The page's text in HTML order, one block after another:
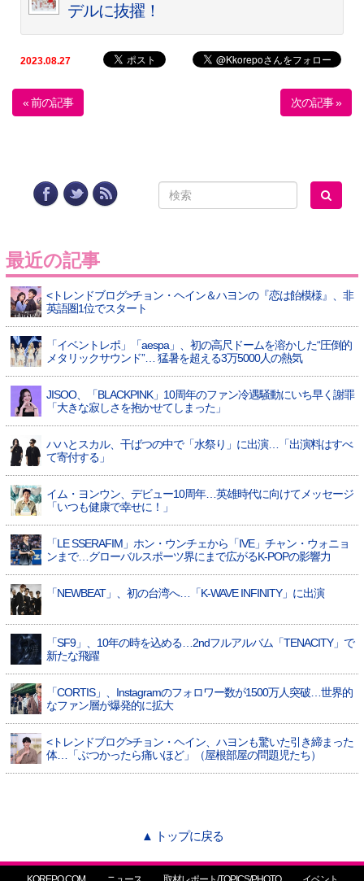
デルに抜擢！
2023.08.27
« 前の記事 次の記事 »
最近の記事
<トレンドブログ>チョン・ヘイン＆ハヨンの『恋は飴模様』、非
英語圏1位でスタート
「イベントレポ」「aespa」、初の高尺ドームを溶かした“圧倒的
メタリックサウンド”… 猛暑を超える3万5000人の熱気
JISOO、「BLACKPINK」10周年のファン冷遇騒動にいち早く謝罪
「大きな寂しさを抱かせてしまった」
ハハとスカル、干ばつの中で「水祭り」に出演…「出演料はすべ
て寄付する」
イム・ヨンウン、デビュー10周年…英雄時代に向けてメッセージ
「いつも健康で幸せに！」
「LE SSERAFIM」ホン・ウンチェから「IVE」チャン・ウォニョ
ンまで…グローバルスポーツ界にまで広がるK-POPの影響力
「NEWBEAT」、初の台湾へ…「K-WAVE INFINITY」に出演
「SF9」、10年の時を込める…2ndフルアルバム「TENACITY」で
新たな飛躍
「CORTIS」、Instagramのフォロワー数が1500万人突破…世界的
なファン層が爆発的に拡大
<トレンドブログ>チョン・ヘイン、ハヨンも驚いた引き締まった
体…「ぶつかったら痛いほど」（屋根部屋の問題児たち）
▲ トップに戻る